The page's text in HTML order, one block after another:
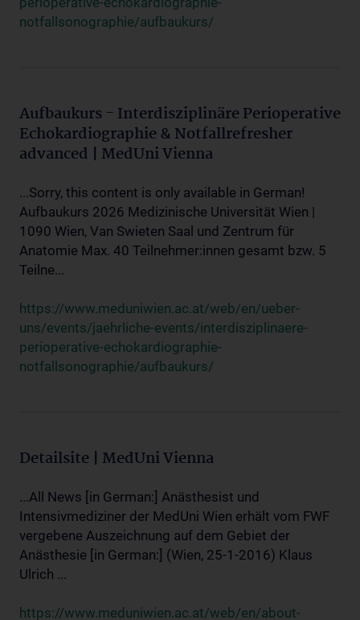
notfallsonographie/aufbaukurs/
Aufbaukurs - Interdisziplinäre Perioperative
Echokardiographie & Notfallrefresher
advanced | MedUni Vienna
...Sorry, this content is only available in German!
Aufbaukurs 2026 Medizinische Universität Wien |
1090 Wien, Van Swieten Saal und Zentrum für
Anatomie Max. 40 Teilnehmer:innen gesamt bzw. 5
Teilne...
https://www.meduniwien.ac.at/web/en/ueber-
uns/events/jaehrliche-events/interdisziplinaere-
perioperative-echokardiographie-
notfallsonographie/aufbaukurs/
Detailsite | MedUni Vienna
...All News [in German:] Anästhesist und
Intensivmediziner der MedUni Wien erhält vom FWF
vergebene Auszeichnung auf dem Gebiet der
Anästhesie [in German:] (Wien, 25-1-2016) Klaus
Ulrich ...
https://www.meduniwien.ac.at/web/en/about-